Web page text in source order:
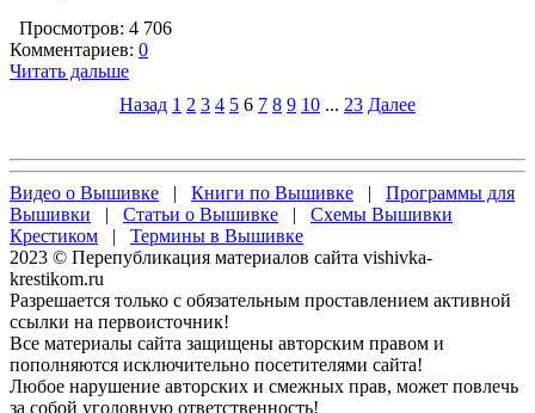
Просмотров: 4 706
Комментариев: 0
Читать дальше
Назад 1 2 3 4 5 6 7 8 9 10 ... 23 Далее
Видео о Вышивке | Книги по Вышивке | Программы для
Вышивки | Статьи о Вышивке | Схемы Вышивки
Крестиком | Термины в Вышивке
2023 © Перепубликация материалов сайта vishivka-
krestikom.ru
Разрешается только с обязательным проставлением активной
ссылки на первоисточник!
Все материалы сайта защищены авторским правом и
пополняются исключительно посетителями сайта!
Любое нарушение авторских и смежных прав, может повлечь
за собой уголовную ответственность!